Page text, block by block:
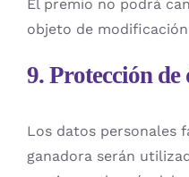
El premio no podrá
objeto de
9. Protección de
Los datos personales
ganadora serán